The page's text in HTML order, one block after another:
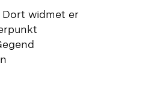
Dort widmet er